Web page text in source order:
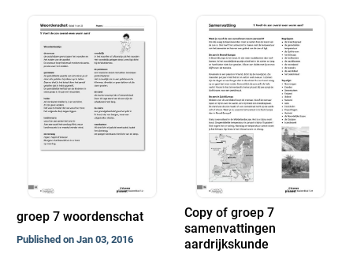
groep 7 woordenschat
Published on Jan 03, 2016
Copy of groep 7
samenvattingen
aardrijkskunde